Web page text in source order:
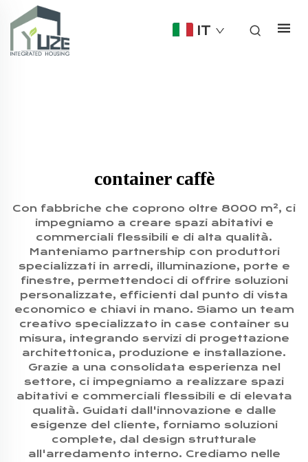
IT
container caffè
Con fabbriche che coprono oltre 8000 m², ci
impegniamo a creare spazi abitativi e
commerciali flessibili e di alta qualità.
Manteniamo partnership con produttori
specializzati in arredi, illuminazione, porte e
finestre, permettendoci di offrire soluzioni
personalizzate, efficienti dal punto di vista
economico e chiavi in mano. Siamo un team
creativo specializzato in case container su
misura, integrando servizi di progettazione
architettonica, produzione e installazione.
Grazie a una consolidata esperienza nel
settore, ci impegniamo a realizzare spazi
abitativi e commerciali flessibili e di elevata
qualità. Guidati dall'innovazione e dalle
esigenze del cliente, forniamo soluzioni
complete, dal design strutturale
all'arredamento interno. Crediamo nelle